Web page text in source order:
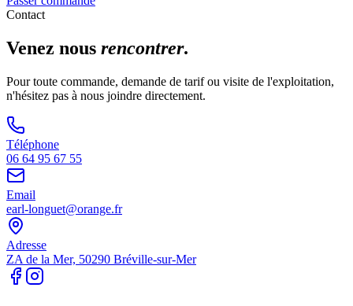
Contact
Venez nous rencontrer.
Pour toute commande, demande de tarif ou visite de l'exploitation,
n'hésitez pas à nous joindre directement.
Téléphone
06 64 95 67 55
Email
earl-longuet@orange.fr
Adresse
ZA de la Mer, 50290 Bréville-sur-Mer